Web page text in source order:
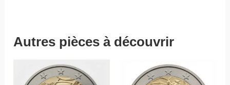
Autres pièces à découvrir